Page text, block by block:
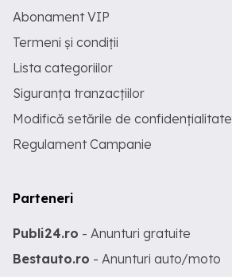
Abonament VIP
Termeni și condiții
Lista categoriilor
Siguranța tranzacțiilor
Modifică setările de confidențialitate
Regulament Campanie
Parteneri
Publi24.ro - Anunturi gratuite
Bestauto.ro - Anunturi auto/moto